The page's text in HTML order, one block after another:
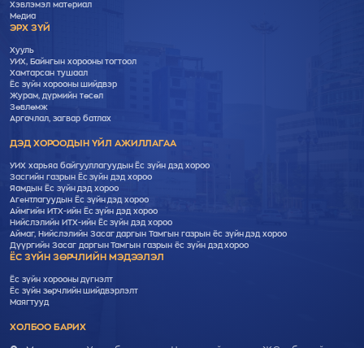
Хэвлэмэл материал
Медиа
ЭРХ ЗҮЙ
Хууль
УИХ, Байнгын хорооны тогтоол
Хамтарсан тушаал
Ёс зүйн хорооны шийдвэр
Журам, дүрмийн төсөл
Зөвлөмж
Аргачлал, загвар батлах
ДЭД ХОРООДЫН ҮЙЛ АЖИЛЛАГАА
УИХ харьяа байгууллагуудын Ёс зүйн дэд хороо
Засгийн газрын Ёс зүйн дэд хороо
Яамдын Ёс зүйн дэд хороо
Агентлагуудын Ёс зүйн дэд хороо
Аймгийн ИТХ-ийн Ёс зүйн дэд хороо
Нийслэлийн ИТХ-ийн Ёс зүйн дэд хороо
Аймаг, Нийслэлийн Засаг даргын Тамгын газрын ёс зүйн дэд хороо
Дүүргийн Засаг даргын Тамгын газрын ёс зүйн дэд хороо
ЁС ЗҮЙН ЗӨРЧЛИЙН МЭДЭЭЛЭЛ
Ёс зүйн хорооны дүгнэлт
Ёс зүйн зөрчлийн шийдвэрлэлт
Маягтууд
ХОЛБОО БАРИХ